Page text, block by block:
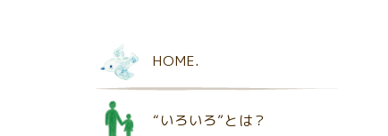
HOME.
“いろいろ”とは？